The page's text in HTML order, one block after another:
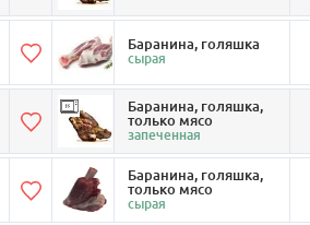
Баранина, голяшка
сырая
Баранина, голяшка,
только мясо
запеченная
Баранина, голяшка,
только мясо
сырая